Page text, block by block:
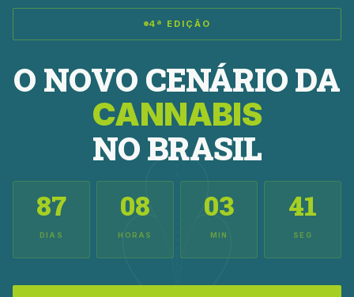
4ª EDIÇÃO
O NOVO CENÁRIO DA
CANNABIS
NO BRASIL
87
DIAS
08
HORAS
03
MIN
40
SEG